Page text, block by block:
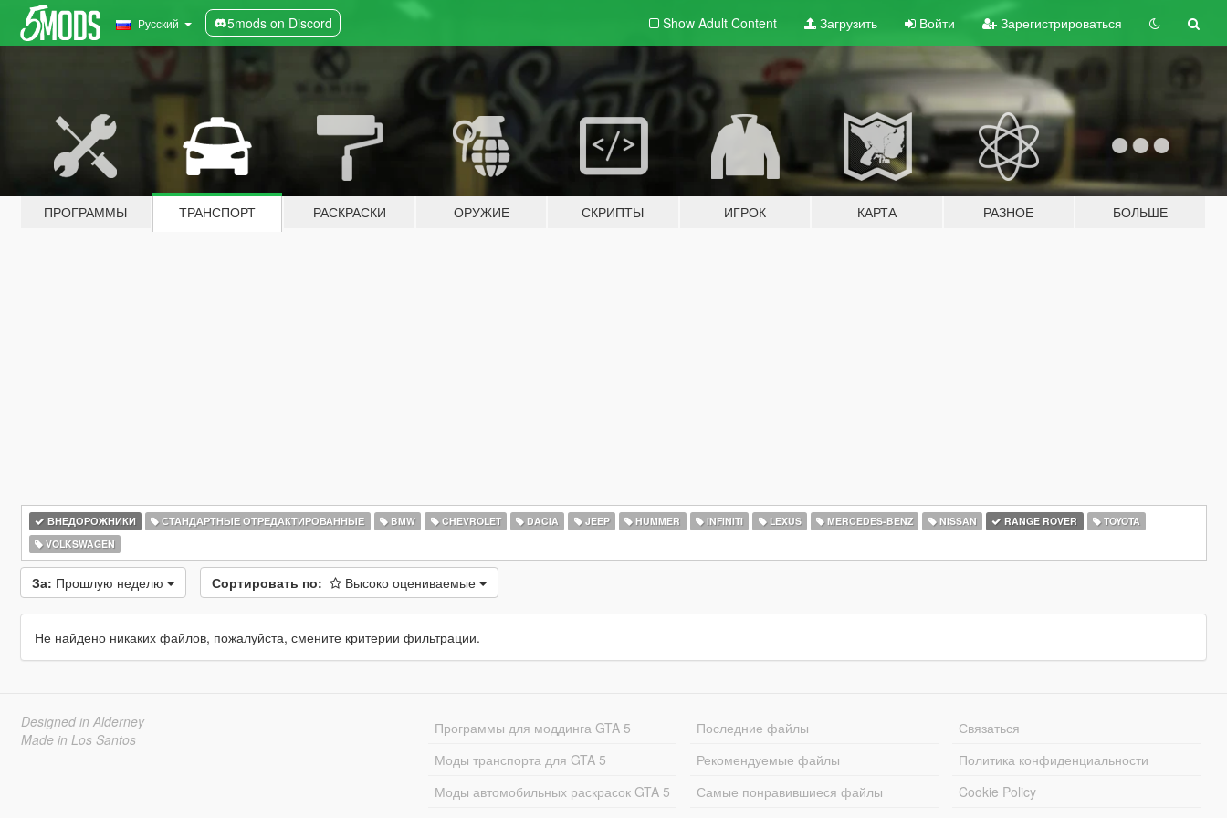
Русский 5mods on Discord Show Adult Content Загрузить Войти Зарегистрироваться
ПРОГРАММЫ ТРАНСПОРТ РАСКРАСКИ ОРУЖИЕ СКРИПТЫ ИГРОК КАРТА РАЗНОЕ БОЛЬШЕ
ВНЕДОРОЖНИКИ СТАНДАРТНЫЕ ОТРЕДАКТИРОВАННЫЕ BMW CHEVROLET DACIA JEEP HUMMER INFINITI LEXUS MERCEDES-BENZ NISSAN RANGE ROVER
TOYOTA
VOLKSWAGEN
За: Прошлую неделю Сортировать по: Высоко оцениваемые
Не найдено никаких файлов, пожалуйста, смените критерии фильтрации.
Designed in Alderney
Made in Los Santos
Программы для моддинга GTA 5
Моды транспорта для GTA 5
Моды автомобильных раскрасок GTA 5
Последние файлы
Рекомендуемые файлы
Самые понравившиеся файлы
Связаться
Политика конфиденциальности
Cookie Policy